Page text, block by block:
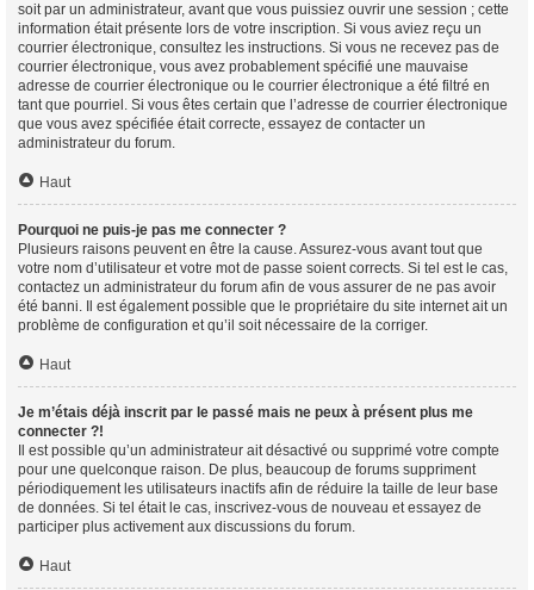
soit par un administrateur, avant que vous puissiez ouvrir une session ; cette
information était présente lors de votre inscription. Si vous aviez reçu un
courrier électronique, consultez les instructions. Si vous ne recevez pas de
courrier électronique, vous avez probablement spécifié une mauvaise
adresse de courrier électronique ou le courrier électronique a été filtré en
tant que pourriel. Si vous êtes certain que l’adresse de courrier électronique
que vous avez spécifiée était correcte, essayez de contacter un
administrateur du forum.
Haut
Pourquoi ne puis-je pas me connecter ?
Plusieurs raisons peuvent en être la cause. Assurez-vous avant tout que
votre nom d’utilisateur et votre mot de passe soient corrects. Si tel est le cas,
contactez un administrateur du forum afin de vous assurer de ne pas avoir
été banni. Il est également possible que le propriétaire du site internet ait un
problème de configuration et qu’il soit nécessaire de la corriger.
Haut
Je m’étais déjà inscrit par le passé mais ne peux à présent plus me
connecter ?!
Il est possible qu’un administrateur ait désactivé ou supprimé votre compte
pour une quelconque raison. De plus, beaucoup de forums suppriment
périodiquement les utilisateurs inactifs afin de réduire la taille de leur base
de données. Si tel était le cas, inscrivez-vous de nouveau et essayez de
participer plus activement aux discussions du forum.
Haut